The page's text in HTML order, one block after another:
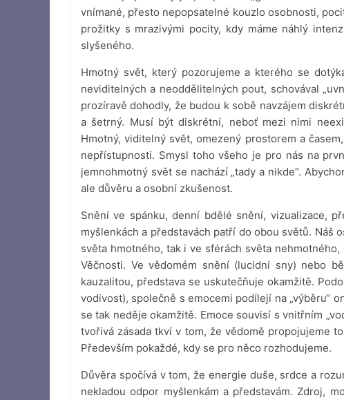
vnímané, přesto nepopsatelné kouzlo osobnosti,
prožitky s mrazivými pocity, kdy máme náhlý
slyšeného.
Hmotný svět, který pozorujeme a kterého se
neviditelných a neoddělitelných pout, schovával
prozíravě dohodly, že budou k sobě navzájem
a šetrný. Musí být diskrétní, neboť mezi nimi
Hmotný, viditelný svět, omezený prostorem a
nepřístupnosti. Smysl toho všeho je pro nás na
jemnohmotný svět se nachází „tady a nikde“.
ale důvěru a osobní zkušenost.
Snění ve spánku, denní bdělé snění, vizualizace,
myšlenkách a představách patří do obou světů.
světa hmotného, tak i ve sférách světa
Věčnosti. Ve vědomém snění (lucidní sny) nebo
kauzalitou, představa se uskutečňuje okamžitě.
vodivost), společně s emocemi podílejí na „výběru“
se tak neděje okamžitě. Emoce souvisí s vnitřním
tvořivá zásada tkví v tom, že vědomě propojujeme
Především pokaždé, kdy se pro něco rozhodujeme.
Důvěra spočívá v tom, že energie duše, srdce a
nekladou odpor myšlenkám a představám. Zdroj,